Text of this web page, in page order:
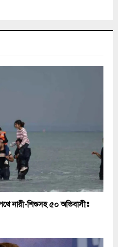
নারী-শিশুসহ ৫০ অভিবাসীঃ